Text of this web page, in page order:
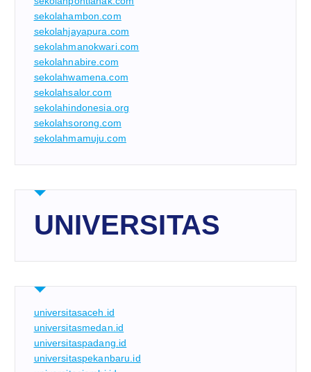
sekolahambon.com
sekolahjayapura.com
sekolahmanokwari.com
sekolahnabire.com
sekolahwamena.com
sekolahsalor.com
sekolahindonesia.org
sekolahsorong.com
sekolahmamuju.com
UNIVERSITAS
universitasaceh.id
universitasmedan.id
universitaspadang.id
universitaspekanbaru.id